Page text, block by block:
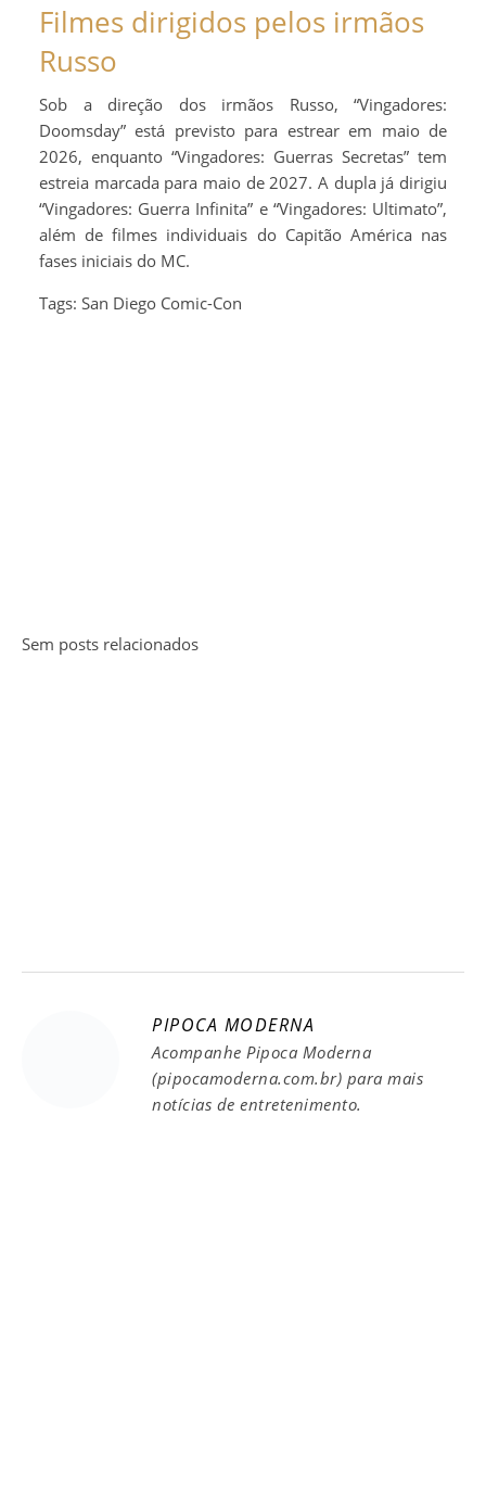
Filmes dirigidos pelos irmãos
Russo
Sob a direção dos irmãos Russo, “Vingadores:
Doomsday” está previsto para estrear em maio de
2026, enquanto “Vingadores: Guerras Secretas” tem
estreia marcada para maio de 2027. A dupla já dirigiu
“Vingadores: Guerra Infinita” e “Vingadores: Ultimato”,
além de filmes individuais do Capitão América nas
fases iniciais do MC.
Tags: San Diego Comic-Con
Sem posts relacionados
PIPOCA MODERNA
Acompanhe Pipoca Moderna
(pipocamoderna.com.br) para mais
notícias de entretenimento.